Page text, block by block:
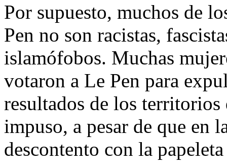
Por supuesto, muchos de
Pen no son racistas,
islamófobos. Muchas
votaron a Le Pen para
resultados de los
impuso, a pesar de que en
descontento con la